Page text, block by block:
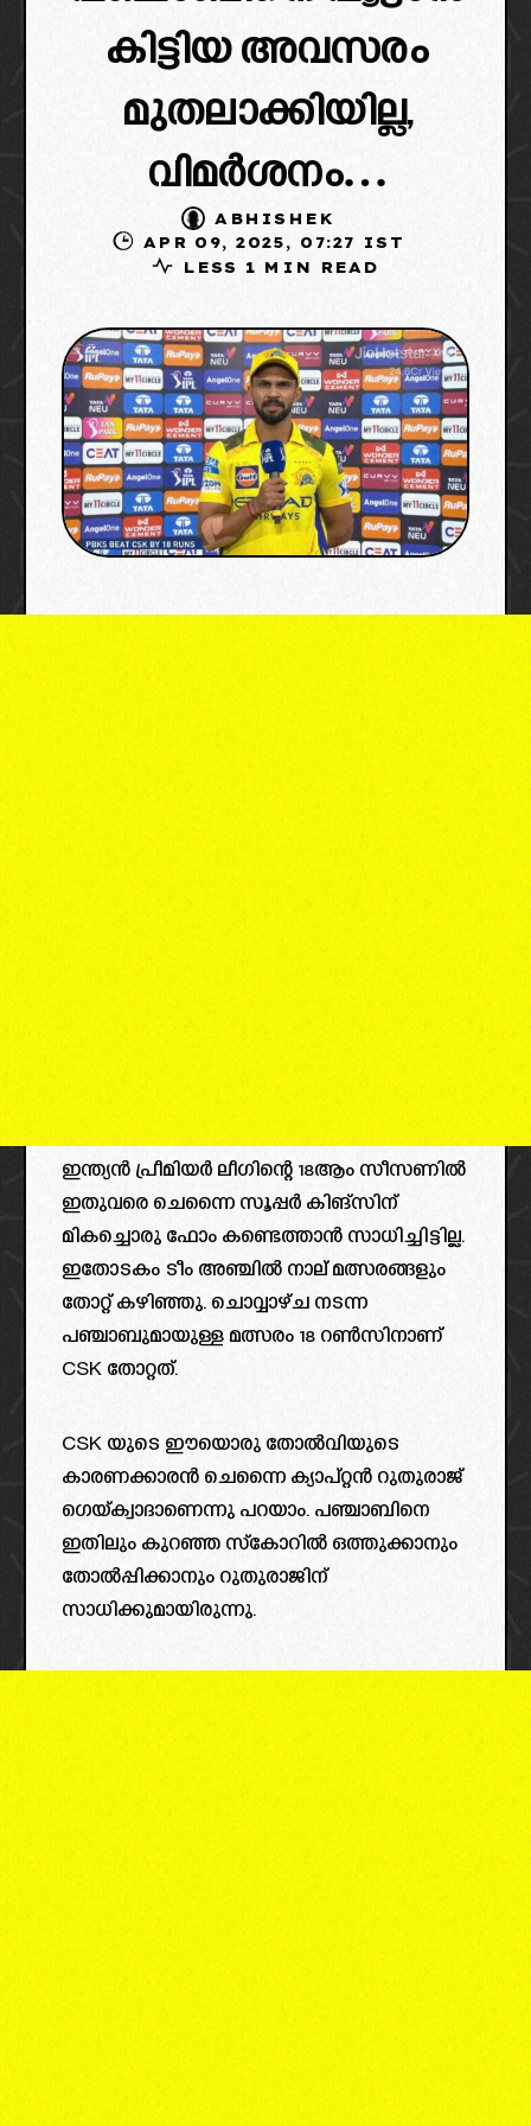
കിട്ടിയ അവസരം
മുതലാക്കിയില്ല,
വിമർശനം…
ABHISHEK
APR 09, 2025, 07:27 IST
LESS 1 MIN READ
ഇന്ത്യൻ പ്രീമിയർ ലീഗിന്റെ 18ആം സീസണിൽ
ഇതുവരെ ചെന്നൈ സൂപ്പർ കിങ്‌സിന്
മികച്ചൊരു ഫോം കണ്ടെത്താൻ സാധിച്ചിട്ടില്ല.
ഇതോടകം ടീം അഞ്ചിൽ നാല് മത്സരങ്ങളും
തോറ്റ് കഴിഞ്ഞു. ചൊവ്വാഴ്ച നടന്ന
പഞ്ചാബുമായുള്ള മത്സരം 18 റൺസിനാണ്
CSK തോറ്റത്.
CSK യുടെ ഈയൊരു തോൽവിയുടെ
കാരണക്കാരൻ ചെന്നൈ ക്യാപ്റ്റൻ റുതുരാജ്
ഗെയ്ക്വാദാണെന്നു പറയാം. പഞ്ചാബിനെ
ഇതിലും കുറഞ്ഞ സ്കോറിൽ ഒത്തുക്കാനും
തോൽപ്പിക്കാനും റുതുരാജിന്
സാധിക്കുമായിരുന്നു.